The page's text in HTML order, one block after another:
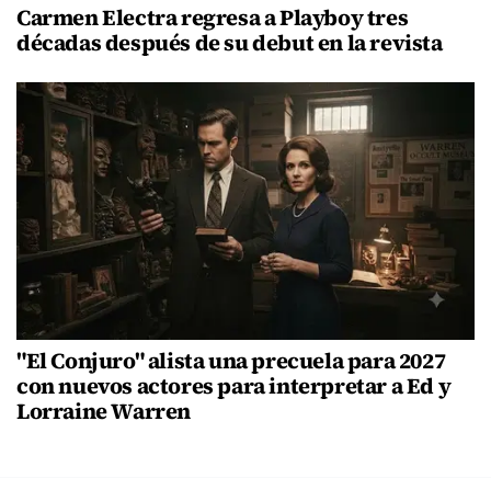
Carmen Electra regresa a Playboy tres
décadas después de su debut en la revista
"El Conjuro" alista una precuela para 2027
con nuevos actores para interpretar a Ed y
Lorraine Warren